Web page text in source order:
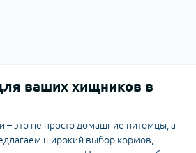
ваших хищников в
это не просто домашние питомцы, а
широкий выбор кормов,